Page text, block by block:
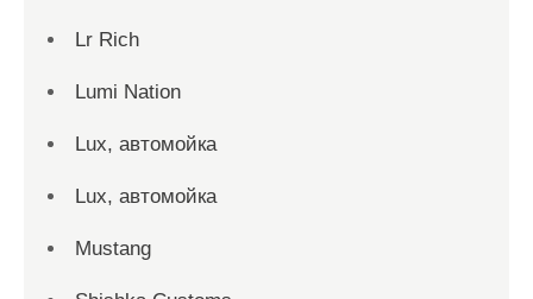
Lr Rich
Lumi Nation
Lux, автомойка
Lux, автомойка
Mustang